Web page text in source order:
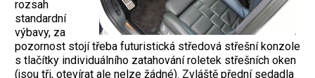
rozsah
standardní
výbavy, za
pozornost stojí třeba futuristická středová střešní konzole
s tlačítky individuálního zatahování roletek střešních oken
(jsou tři, otevírat ale nelze žádné). Zvláště přední sedadla